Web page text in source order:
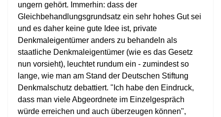
ungern gehört. Immerhin: dass der
Gleichbehandlungsgrundsatz ein sehr hohes Gut sei
und es daher keine gute Idee ist, private
Denkmaleigentümer anders zu behandeln als
staatliche Denkmaleigentümer (wie es das Gesetz
nun vorsieht), leuchtet rundum ein - zumindest so
lange, wie man am Stand der Deutschen Stiftung
Denkmalschutz debattiert. "Ich habe den Eindruck,
dass man viele Abgeordnete im Einzelgespräch
würde erreichen und auch überzeugen können",